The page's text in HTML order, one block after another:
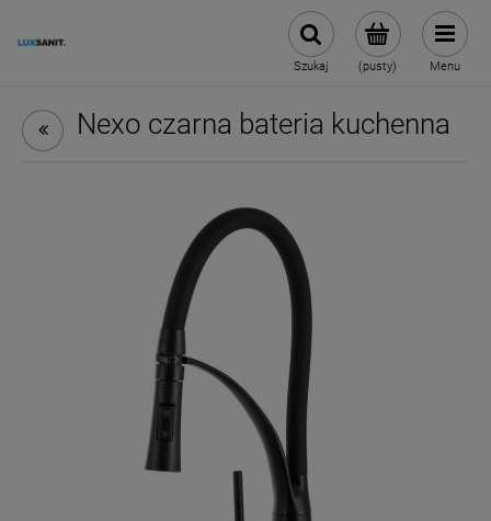
(pusty)
Szukaj Menu
Nexo czarna bateria kuchenna